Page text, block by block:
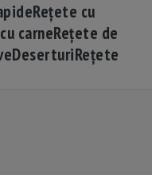
Rețete cu
carneRețete de
DeserturiRețete